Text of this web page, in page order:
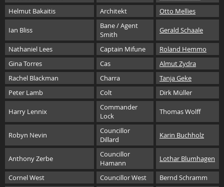
Helmut Bakaitis
Architekt Otto Mellies
Ian Bliss
Bane / Agent
Smith
Gerald Schaale
Nathaniel Lees Captain Mifune
Roland Hemmo
Gina Torres
Cas
Almut Zydra
Rachel Blackman
Charra
Tanja Geke
Peter Lamb
Colt Dirk Müller
Harry Lennix
Commander
Lock
Thomas Wolff
Robyn Nevin
Councillor
Dillard
Karin Buchholz
Anthony Zerbe
Councillor
Hamann
Lothar Blumhagen
Cornel West Councillor West Bernd Schramm